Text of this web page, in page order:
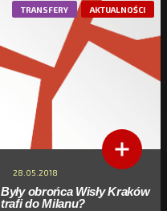
TRANSFERY AKTUALNOŚCI
28.05.2018
Były obrońca Wisły Kraków
trafi do Milanu?